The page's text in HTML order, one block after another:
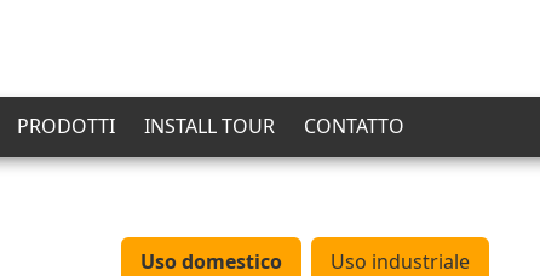
PRODOTTI INSTALL TOUR CONTATTO
Uso domestico Uso industriale